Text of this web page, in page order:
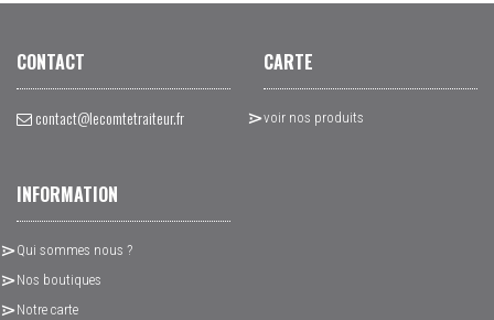
CONTACT
contact@lecomtetraiteur.fr
CARTE
voir nos produits
INFORMATION
Qui sommes nous ?
Nos boutiques
Notre carte